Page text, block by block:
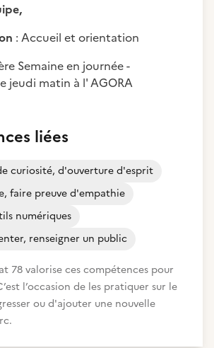
: Accueil et orientation
Semaine en journée -
jeudi matin à l' AGORA
liées
curiosité, d'ouverture d'esprit
faire preuve d'empathie
numériques
renseigner un public
78 valorise ces compétences pour
l’occasion de les pratiquer sur le
ou d'ajouter une nouvelle